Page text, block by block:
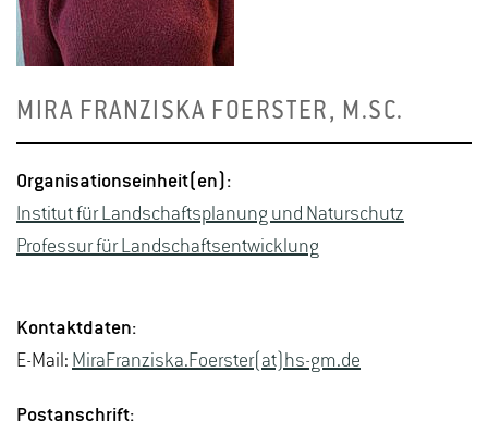
MIRA FRAN­ZIS­KA FO­ERS­TER, M.​SC.
Or­ga­ni­sa­ti­ons­ein­heit(en):
In­sti­tut für Land­schafts­pla­nung und Na­tur­schutz
Pro­fes­sur für Land­schafts­ent­wick­lung
Kon­takt­da­ten:
E-Mail: Mi­raF­ran­zis­ka.Fo­ers­ter(at)hs-​gm.​de
Post­an­schrift: